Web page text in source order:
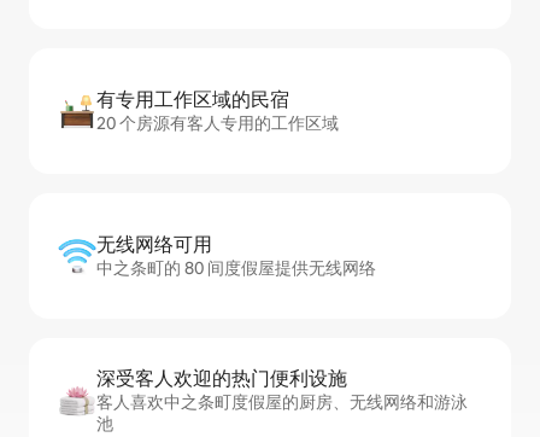
有专用工作区域的民宿
20 个房源有客人专用的工作区域
无线网络可用
中之条町的 80 间度假屋提供无线网络
深受客人欢迎的热门便利设施
客人喜欢中之条町度假屋的厨房、无线网络和游泳
池